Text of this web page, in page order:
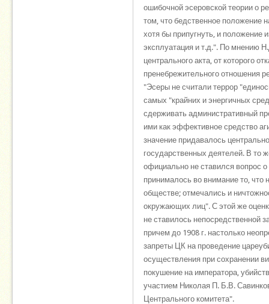
ошибочной эсеровской теории о
том, что бедственное положение
хотя бы припугнуть, и положение
эксплуатация и т.д.". По мнению
центрального акта, от которого
пренебрежительного отношения
"Эсеры не считали террор
самых "крайних и энергичных
сдерживать административный
ими как эффективное средство
значение придавалось
государственных деятелей. В то
официально не ставился вопрос
принималось во внимание то, что
обществе; отмечались и
окружающих лиц". С этой же
не ставилось непосредственной
причем до 1908 г. настолько
запреты ЦК на проведение
осуществления при сохранении
покушение на императора,
участием Николая П. Б.В.
Центрального комитета".